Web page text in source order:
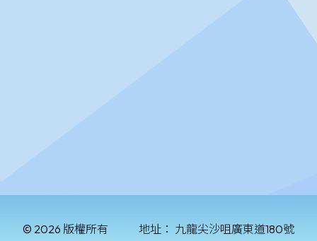
© 2026 版權所有 地址： 九龍尖沙咀廣東道180號